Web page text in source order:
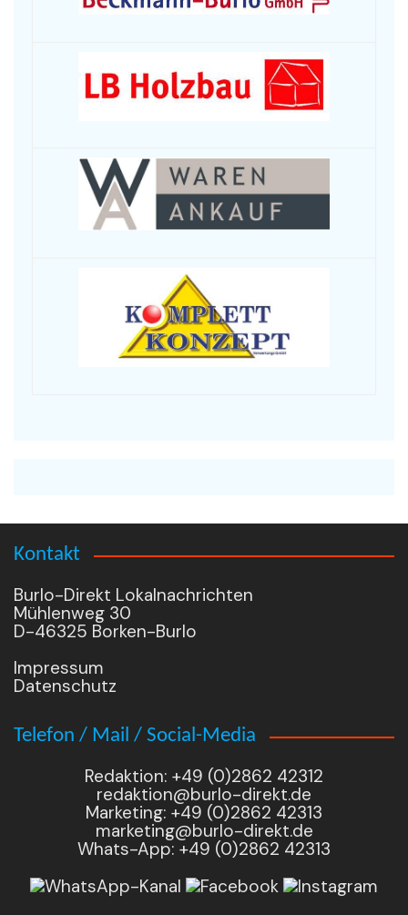
Kontakt
Burlo-Direkt Lokalnachrichten
Mühlenweg 30
D-46325 Borken-Burlo
Impressum
Datenschutz
Telefon / Mail / Social-Media
Redaktion: +49 (0)2862 42312
redaktion@burlo-direkt.de
Marketing: +49 (0)2862 42313
marketing@burlo-direkt.de
Whats-App: +49 (0)2862 42313